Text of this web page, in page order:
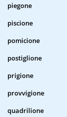
piegone
piscione
pomicione
postiglione
prigione
provvigione
quadrilione